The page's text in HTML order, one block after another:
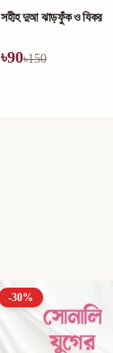
সহীহ দুআ ঝাড়ফুঁক ও যিকর
৳90৳150
-30%